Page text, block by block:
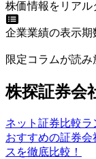
株価情報をリアル
企業業績の表示期
限定コラムが読み
株探証券会
ネット証券比較ラ
おすすめの証券
スを徹底比較！